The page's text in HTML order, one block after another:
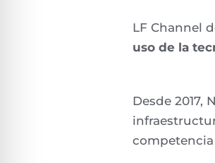
LFChannel
uso de la
Desde